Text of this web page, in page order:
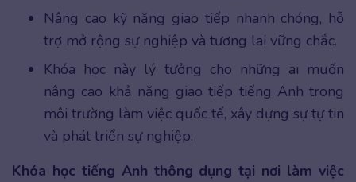
Nâng cao kỹ năng giao tiếp nhanh chóng, hỗ
trợ mở rộng sự nghiệp và tương lai vững chắc.
Khóa học này lý tưởng cho những ai muốn
nâng cao khả năng giao tiếp tiếng Anh trong
môi trường làm việc quốc tế, xây dựng sự tự tin
và phát triển sự nghiệp.
Khóa học tiếng Anh thông dụng tại nơi làm việc